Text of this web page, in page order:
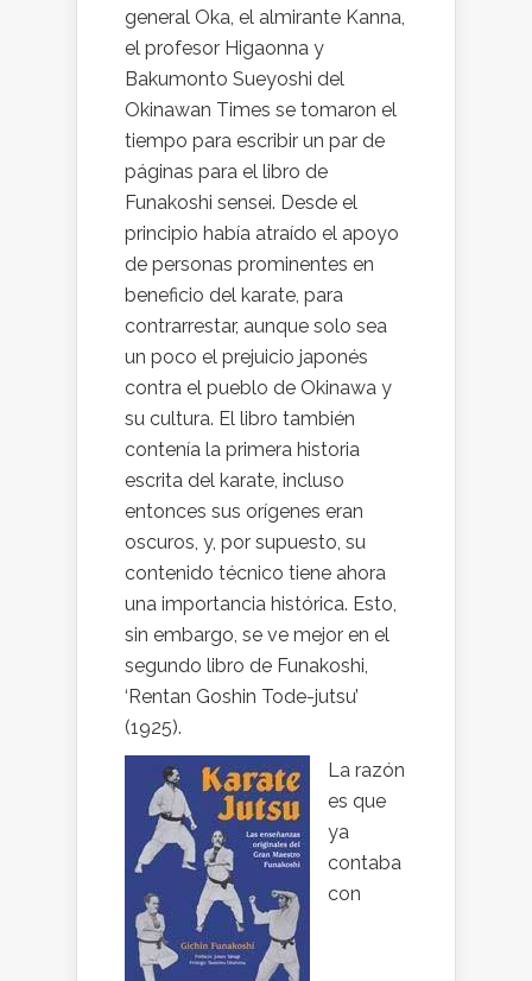
general Oka, el almirante Kanna,
el profesor Higaonna y
Bakumonto Sueyoshi del
Okinawan Times se tomaron el
tiempo para escribir un par de
páginas para el libro de
Funakoshi sensei. Desde el
principio había atraído el apoyo
de personas prominentes en
beneficio del karate, para
contrarrestar, aunque solo sea
un poco el prejuicio japonés
contra el pueblo de Okinawa y
su cultura. El libro también
contenía la primera historia
escrita del karate, incluso
entonces sus orígenes eran
oscuros, y, por supuesto, su
contenido técnico tiene ahora
una importancia histórica. Esto,
sin embargo, se ve mejor en el
segundo libro de Funakoshi,
‘Rentan Goshin Tode-jutsu’
(1925).
La razón
es que
ya
contaba
con